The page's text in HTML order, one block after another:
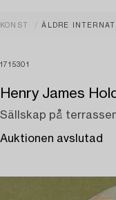
KONST ÄLDRE
1715301
Henry James
Sällskap på
Auktionen avslutad